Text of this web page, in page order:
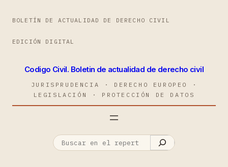
BOLETÍN DE ACTUALIDAD DE DERECHO CIVIL
EDICIÓN DIGITAL
Codigo Civil. Boletin de actualidad de derecho civil
JURISPRUDENCIA · DERECHO EUROPEO ·
LEGISLACIÓN · PROTECCIÓN DE DATOS